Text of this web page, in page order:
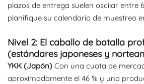
plazos de entrega suelen oscilar entre
planifique su calendario de muestreo
Nivel 2: El caballo de batalla
(estándares japoneses y
YKK (Japón) Con una cuota de
aproximadamente el 46 % y una